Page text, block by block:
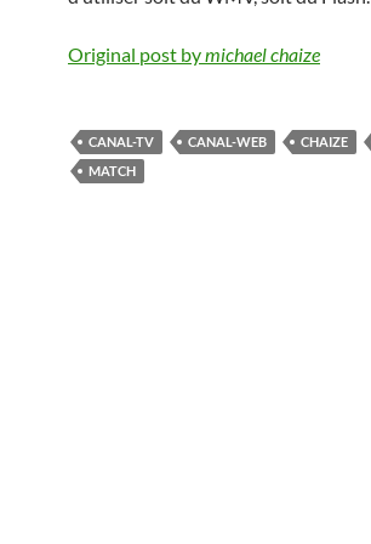
Original post bymichael chaize
CANAL-TV CANAL-WEB CHAIZE
MATCH